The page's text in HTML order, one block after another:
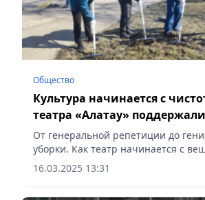
Общество
Культура начинается с
театра «Алатау»
От генеральной репетиции до
уборки. Как театр начинается с
культуру человека во многом
отношение к чистоте, уверены
16.03.2025 13:31